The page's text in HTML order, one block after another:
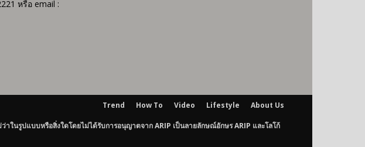
หรือ email :
Trend How To Video Lifestyle About Us
รูปแบบหรือสิ่งใดโดยไม่ได้รับการอนุญาตจาก ARIP เป็นลายลักษณ์อักษร ARIP และโลโก้